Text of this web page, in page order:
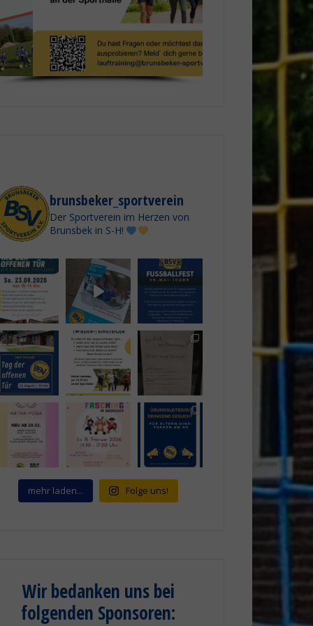
brunsbeker_sportverein
Der Sportverein im Herzen von
Brunsbek in S-H!
mehr laden... Folge uns!
Wir bedanken uns bei
folgenden Sponsoren: